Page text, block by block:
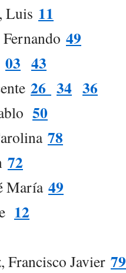
Luis 11
49
03 43
26 34 36
50
78
72
María 49
12
Francisco Javier 79